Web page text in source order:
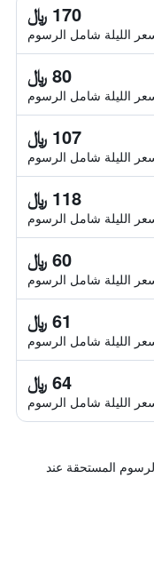
170 ﷼
الليلة شامل الرسوم
80 ﷼
الليلة شامل الرسوم
107 ﷼
الليلة شامل الرسوم
118 ﷼
الليلة شامل الرسوم
60 ﷼
الليلة شامل الرسوم
61 ﷼
الليلة شامل الرسوم
64 ﷼
الليلة شامل الرسوم
المستحقة عند